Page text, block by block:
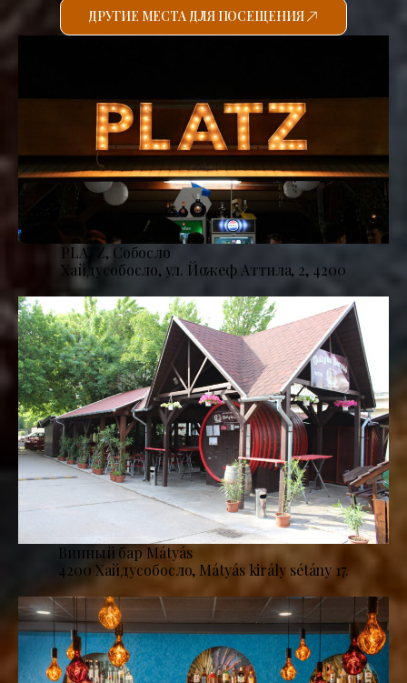
ДРУГИЕ МЕСТА ДЛЯ ПОСЕЩЕНИЯ
PLATZ, Собосло
Хайдусобосло, ул. Йожеф Аттила, 2, 4200
Винный бар Mátyás
4200 Хайдусобосло, Mátyás király sétány 17.